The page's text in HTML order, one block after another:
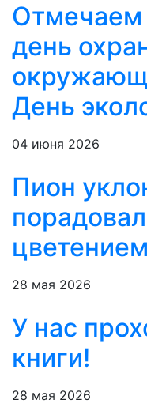
день
День
04 июня 2026
Пион
цветением
28 мая 2026
У нас
книги!
28 мая 2026